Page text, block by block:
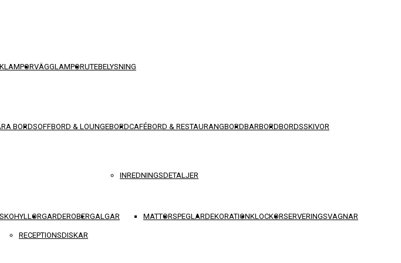
VÄGGLAMPORUTEBELYSNING
BORDSOFFBORD & LOUNGEBORDCAFÉBORD & RESTAURANGBORDBARBORDBORDSSKIVOR
SKOHYLLORGARDEROBERGALGAR
INREDNINGSDETALJER
MATTORSPEGLARDEKORATIONKLOCKORSERVERINGSVAGNAR
RECEPTIONSDISKAR